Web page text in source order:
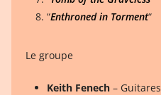
“Enthroned in Torment“
Le groupe
Keith Fenech – Guitares